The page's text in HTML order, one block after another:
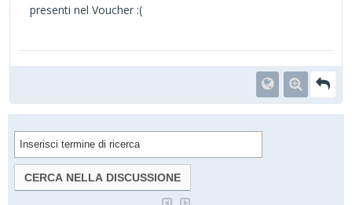
presenti nel Voucher :(